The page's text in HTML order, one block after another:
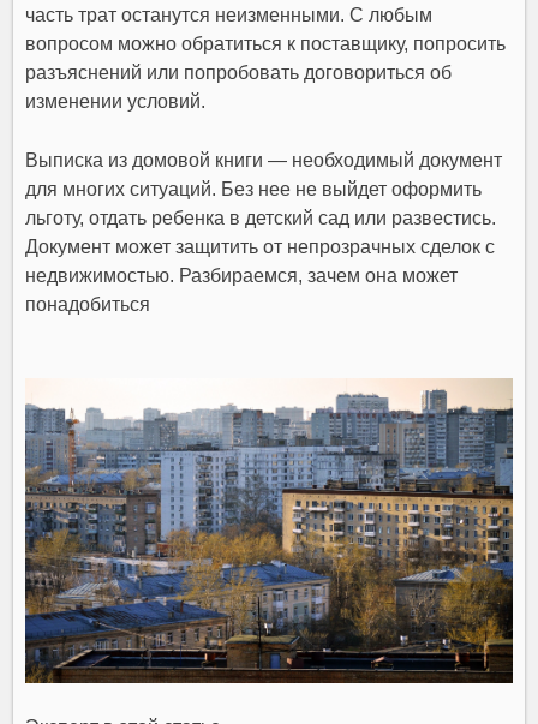
часть трат останутся неизменными. С любым
вопросом можно обратиться к поставщику, попросить
разъяснений или попробовать договориться об
изменении условий.
Выписка из домовой книги — необходимый документ
для многих ситуаций. Без нее не выйдет оформить
льготу, отдать ребенка в детский сад или развестись.
Документ может защитить от непрозрачных сделок с
недвижимостью. Разбираемся, зачем она может
понадобиться